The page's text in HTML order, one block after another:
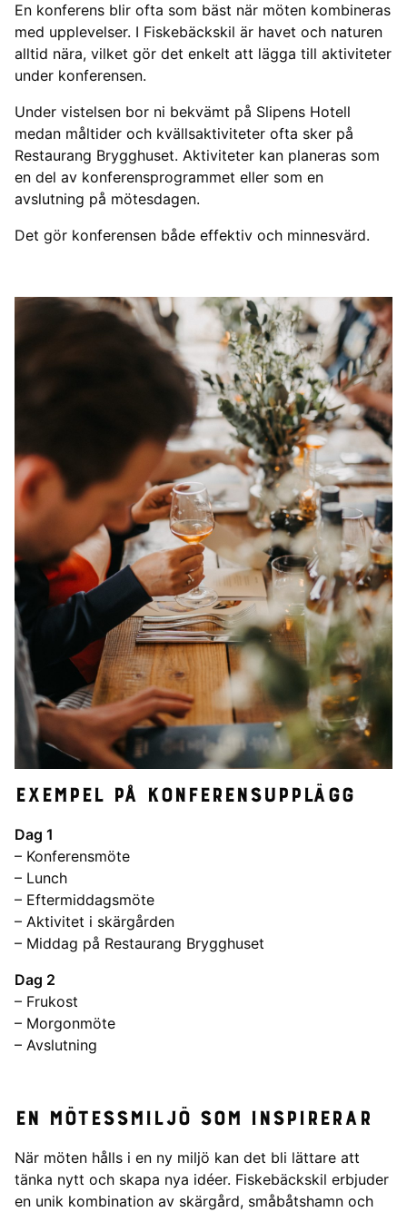
En konferens blir ofta som bäst när möten kombineras
med upplevelser. I Fiskebäckskil är havet och naturen
alltid nära, vilket gör det enkelt att lägga till aktiviteter
under konferensen.
Under vistelsen bor ni bekvämt på Slipens Hotell
medan måltider och kvällsaktiviteter ofta sker på
Restaurang Brygghuset. Aktiviteter kan planeras som
en del av konferensprogrammet eller som en
avslutning på mötesdagen.
Det gör konferensen både effektiv och minnesvärd.
Exempel på konferensupplägg
Dag 1
– Konferensmöte
– Lunch
– Eftermiddagsmöte
– Aktivitet i skärgården
– Middag på Restaurang Brygghuset
Dag 2
– Frukost
– Morgonmöte
– Avslutning
En mötessmiljö som inspirerar
När möten hålls i en ny miljö kan det bli lättare att
tänka nytt och skapa nya idéer. Fiskebäckskil erbjuder
en unik kombination av skärgård, småbåtshamn och